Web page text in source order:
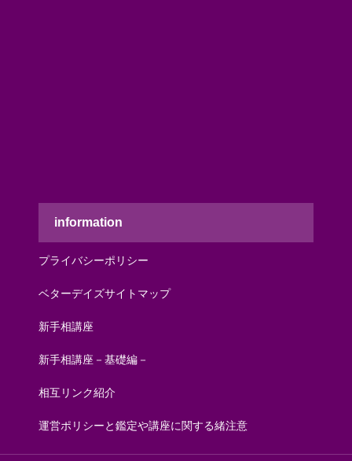
information
プライバシーポリシー
ベターデイズサイトマップ
新手相講座
新手相講座－基礎編－
相互リンク紹介
運営ポリシーと鑑定や講座に関する緒注意